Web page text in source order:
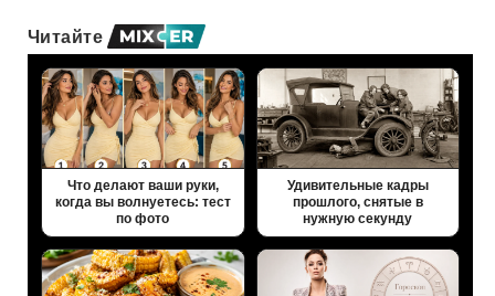
Читайте
Что делают ваши руки,
когда вы волнуетесь: тест
по фото
Удивительные кадры
прошлого, снятые в
нужную секунду